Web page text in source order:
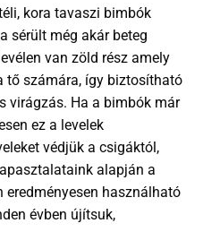
kora tavaszi bimbók
sérült még akár beteg
van zöld rész amely
számára, így biztosítható
virágzás. Ha a bimbók már
ez a levelek
védjük a csigáktól,
alapján a
használható
évben újítsuk,